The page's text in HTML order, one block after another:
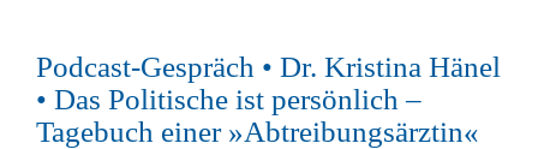
Kortizes Website
Podcast-Gespräch • Dr. Kristina Hänel
• Das Politische ist persönlich –
Tagebuch einer »Abtreibungsärztin«